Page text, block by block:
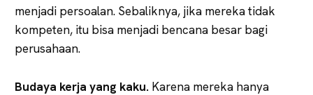
menjadi persoalan. Sebaliknya, jika mereka tidak
kompeten, itu bisa menjadi bencana besar bagi
perusahaan.
Budaya kerja yang kaku. Karena mereka hanya